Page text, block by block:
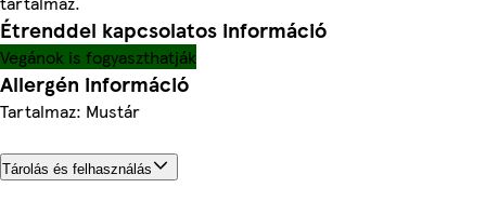
Étrenddel kapcsolatos információ
Vegánok is fogyaszthatják
Allergén információ
Tartalmaz: Mustár
Tárolás és felhasználás